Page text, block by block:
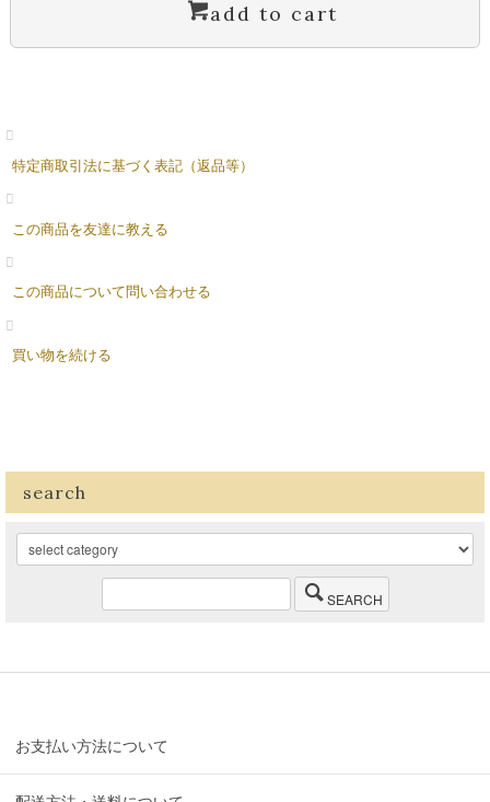
add to cart
特定商取引法に基づく表記（返品等）
この商品を友達に教える
この商品について問い合わせる
買い物を続ける
search
SEARCH
お支払い方法について